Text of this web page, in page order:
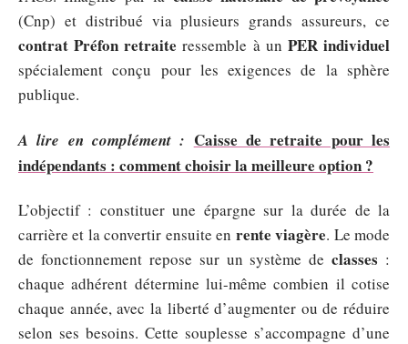
(Cnp) et distribué via plusieurs grands assureurs, ce
contrat Préfon retraite ressemble à un PER individuel
spécialement conçu pour les exigences de la sphère
publique.
A lire en complément : Caisse de retraite pour les
indépendants : comment choisir la meilleure option ?
L’objectif : constituer une épargne sur la durée de la
carrière et la convertir ensuite en rente viagère. Le mode
de fonctionnement repose sur un système declasses :
chaque adhérent détermine lui-même combien il cotise
chaque année, avec la liberté d’augmenter ou de réduire
selon ses besoins. Cette souplesse s’accompagne d’une